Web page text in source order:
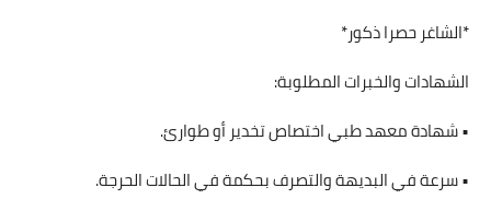
*الشاغر حصرا ذكور*
الشهادات والخبرات المطلوبة:
• شهادة معهد طبي اختصاص تخدير أو طوارئ.
• سرعة في البديهة والتصرف بحكمة في الحالات الحرجة.